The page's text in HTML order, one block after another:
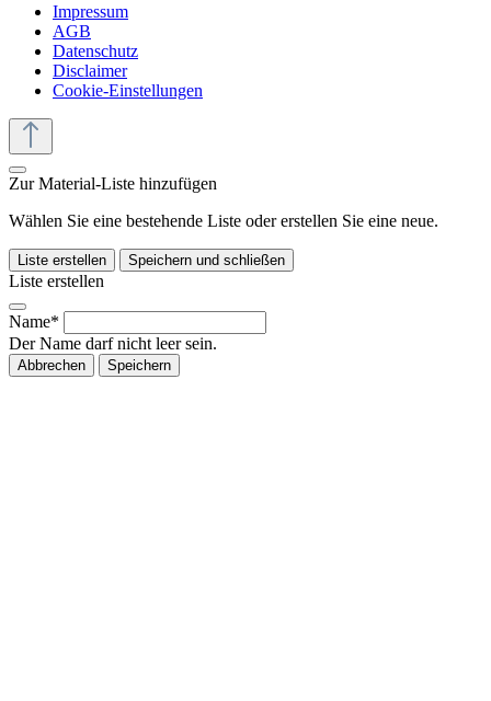
Impressum
AGB
Datenschutz
Disclaimer
Cookie-Einstellungen
Zur Material-Liste hinzufügen
Wählen Sie eine bestehende Liste oder erstellen Sie eine neue.
Liste erstellen Speichern und schließen
Liste erstellen
Name*
Der Name darf nicht leer sein.
Abbrechen Speichern